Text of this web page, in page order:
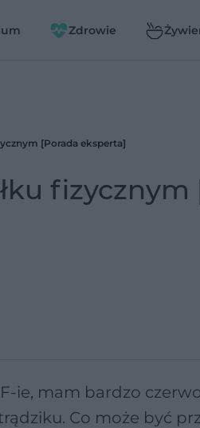
Zdrowie
[Porada eksperta]
fizycznym
ie, mam bardzo
Co może być